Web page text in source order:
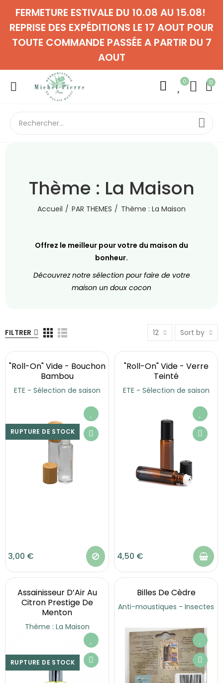
FERMETURE ESTIVALE DU 10.08 AU 15.08!
REPRISE DES EXPÉDITIONS LE 17 AOUT POUR
TOUTE COMMANDE PASSÉE A PARTIR DU 7
AOUT
0 0
Thème : La Maison
Accueil PAR THEMES Thème : La Maison
Offrez le meilleur pour votre du maison du
bonheur.
Découvrez notre sélection pour faire de votre
maison un doux cocon
FILTRER 12 Sort by
"Roll-On" Vide - Bouchon
Bambou
ETE - Sélection de saison
RUPTURE DE STOCK
3,00 €
"Roll-On" Vide - Verre
Teinté
ETE - Sélection de saison
4,50 €
Assainisseur D’Air Au
Citron Prestige De
Menton
Thème : La Maison
RUPTURE DE STOCK
Billes De Cèdre
Anti-moustiques - Insectes